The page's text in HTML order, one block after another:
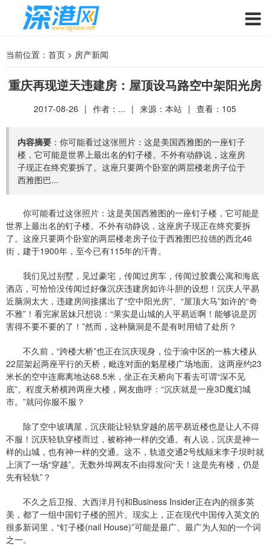
当前位置： 首页 > 房产新闻
重庆再现逆天违建房：屋顶设马路空中架阳光房
2017-08-26 | 作者：... | 来源：本站 | 查看： 105
内容摘要 ：你可能看过这张照片：这是美国西雅图的一座钉子
楼，它可能是世界上最出名的钉子楼。不外有动静说，这座房
子现正在终究要拆了。这座只要两个卧室的两层楼老房子位于
西雅图巴...
你可能看过这张照片：这是美国西雅图的一座钉子楼，它可能是
世界上最出名的钉子楼。不外有动静说，这座房子现正在终究要拆
了。这座只要两个卧室的两层楼老房子位于西雅图巴拉德的西北46
街，建于1900年，至今已有115年的汗青。
我们见过别墅，见过豪宅，传闻过房车，传闻过胶囊公寓和海底
酒店，可恰恰没传闻过好像沉庆违建房如许斗胆的设想！沉庆人平易
近脑洞太大，违建房间接撂出了“空中阳光房”、“屋顶大马”如许的“奇
不雅”！看完家居妹只想说：“果实是山城的人平易近啊！能够说是厉
害得不要不要的了！”然而，这种脑洞是不是有时用错了处所？
不久前，“跨楼大桥”也正在沉庆现身，位于渝中区的一栋大楼从
22层架起两座平行的天桥，毗连对面的魁星楼广场地面。这两座约23
米长的空中连廊离地达68.5米，坐正在天桥向下看去可谓“深不见
底”。程度天桥横跨两座大楼，网友曲呼：“沉庆就是一座3D魔幻城
市。”就问你服不服？
除了空中玻璃屋，沉庆能让轻轨穿越的居平易近楼也是让人不得
不服！沉庆轻轨穿楼而过，被称神一样的交通。有人说，沉庆是神一
样的山城，也有神一样的交通。这不，轨道交通2号线颠末李子坝时就
上演了一场“穿越”。无数外埠网友不由得发问“天！这是先有楼，仍是
先有轻轨”？
不久之后卫报、大西洋月刊和Business Insider正在内的很多英
美，都了一组中国钉子楼的照片。现实上，正在现代中国传入英文的
很多新词里，“钉子楼(nail House)”可能是最广、最广为人知的一个词
之一。